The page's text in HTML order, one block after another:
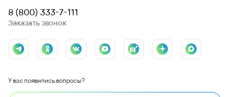
8 (800) 333-7-111
Заказать звонок
У вас появились вопросы?